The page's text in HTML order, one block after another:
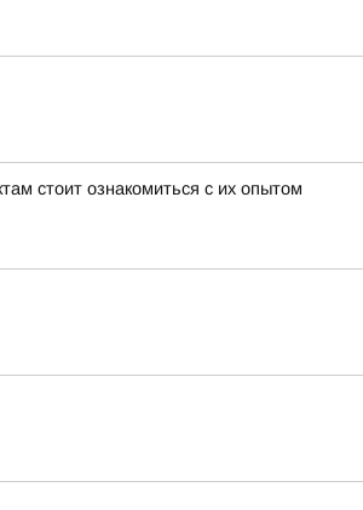
стоит ознакомиться с их опытом